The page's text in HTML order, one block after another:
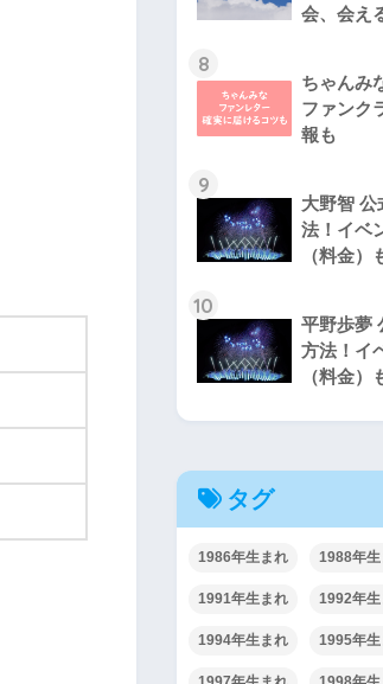
会、会え
8
ちゃんみ
ファンク
報も
9
大野智 公
法！イベ
（料金）
10
平野歩夢
方法！イ
（料金）
タグ
1986年生まれ 1988年生
1991年生まれ 1992年生
1994年生まれ 1995年生